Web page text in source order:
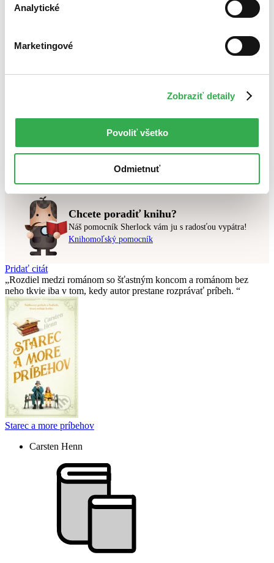
Analytické
Marketingové
Zobraziť detaily
Povoliť všetko
Odmietnuť
Bestsellery
Top hodnotené
Najdrahšie
Autor Jana Martincovápripravované
Skúste prosím zmeniť vyhľadávaný výraz.
Chcete poradiť knihu?
Náš pomocník Sherlock vám ju s radosťou vypátra!
Knihomoľský pomocník
Pridať citát
Rozdiel medzi románom so šťastným koncom a románom bez
neho tkvie iba v tom, kedy autor prestane rozprávať príbeh.
Starec a more príbehov
Carsten Henn